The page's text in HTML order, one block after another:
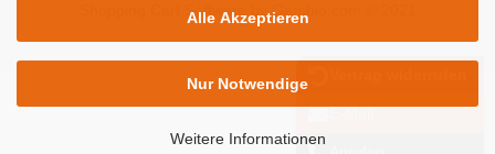
Alle Akzeptieren
Nur Notwendige
Weitere Informationen
Shopping Cart Software by Gambio.com © 2021